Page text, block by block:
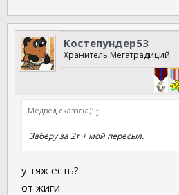
Костепундер53
Хранитель Мегатрадиций
Медвед сказал(а): ↑
Заберу за 2т + мой пересыл.
у тяж есть?
от жиги